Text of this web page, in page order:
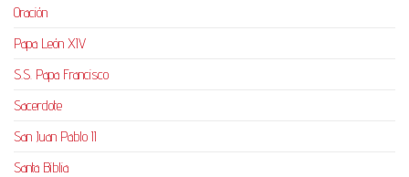
Oración
Papa León XIV
S.S. Papa Francisco
Sacerdote
San Juan Pablo II
Santa Biblia